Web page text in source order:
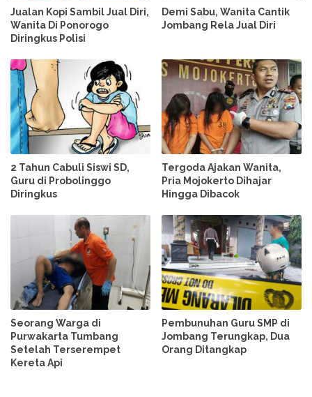
Jualan Kopi Sambil Jual Diri,
Wanita Di Ponorogo
Diringkus Polisi
Demi Sabu, Wanita Cantik
Jombang Rela Jual Diri
2 Tahun Cabuli Siswi SD,
Guru di Probolinggo
Diringkus
Tergoda Ajakan Wanita,
Pria Mojokerto Dihajar
Hingga Dibacok
Seorang Warga di
Purwakarta Tumbang
Setelah Terserempet
Kereta Api
Pembunuhan Guru SMP di
Jombang Terungkap, Dua
Orang Ditangkap